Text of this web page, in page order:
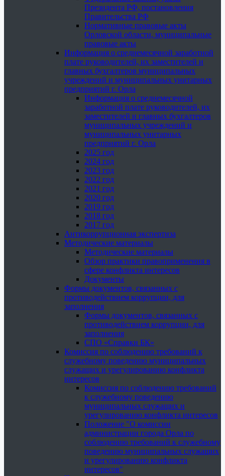
Президента РФ, постановления
Правительства РФ
Нормативные правовые акты
Орловской области, муниципальные
правовые акты
Информация о среднемесячной заработной
плате руководителей, их заместителей и
главных бухгалтеров муниципальных
учреждений и муниципальных унитарных
предприятий г. Орла
Информация о среднемесячной
заработной плате руководителей, их
заместителей и главных бухгалтеров
муниципальных учреждений и
муниципальных унитарных
предприятий г. Орла
2025 год
2024 год
2023 год
2022 год
2021 год
2020 год
2019 год
2018 год
2017 год
Антикоррупционная экспертиза
Методические материалы
Методические материалы
Обзор практики правоприменения в
сфере конфликта интересов
Документы
Формы документов, связанных с
противодействием коррупции, для
заполнения
Формы документов, связанных с
противодействием коррупции, для
заполнения
СПО «Справки БК»
Комиссия по соблюдению требований к
служебному поведению муниципальных
служащих и урегулированию конфликта
интересов
Комиссия по соблюдению требований
к служебному поведению
муниципальных служащих и
урегулированию конфликта интересов
Положение "О комиссии
администрации города Орла по
соблюдению требований к служебному
поведению муниципальных служащих
и урегулированию конфликта
интересов"